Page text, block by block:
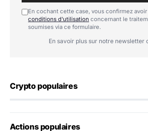
En cochant cette case, vous confirmez
conditions d'utilisation concernant le
soumises via ce formulaire.
En savoir plus sur notre newsletter
Crypto populaires
Actions populaires